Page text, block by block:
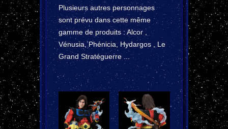
Plusieurs autres personnages
sont prévu dans cette même
gamme de produits : Alcor ,
Vénusia, Phénicia, Hydargos , Le
Grand Stratéguerre ...